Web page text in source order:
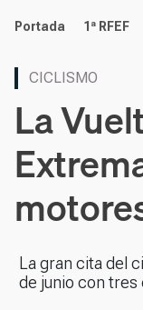
deportes
Portada 1ª RFEF
CICLISMO
La
La gran cita del
de junio con tres